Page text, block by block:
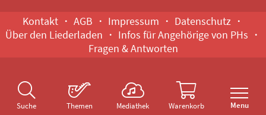
Suche Themen Mediathek Warenkorb Menu
Kontakt AGB Impressum
Datenschutz
Über den Liederladen
Infos für Angehörige von PHs
Fragen & Antworten